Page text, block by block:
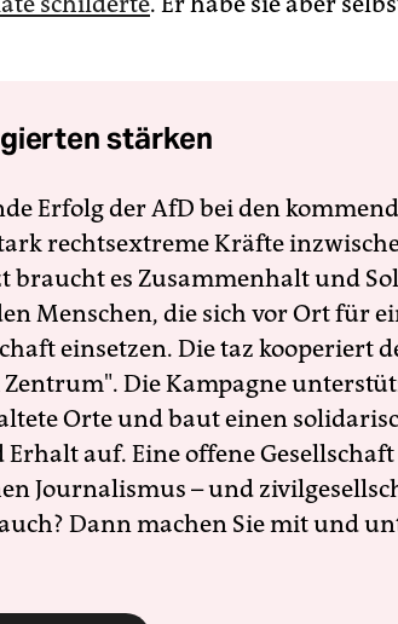
stärken
Erfolg der AfD bei den
rechtsextreme Kräfte
braucht es Zusammenhalt und
Menschen, die sich vor Ort für
einsetzen. Die taz kooperiert
Die Kampagne
Orte und baut einen
Erhalt auf. Eine offene
Journalismus – und
Dann machen Sie mit und